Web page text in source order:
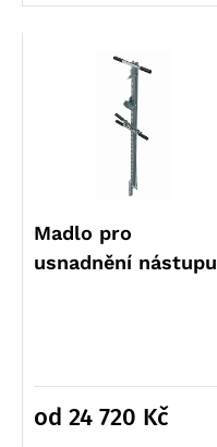
Madlo pro
usnadnění nástupu
od 24 720 Kč